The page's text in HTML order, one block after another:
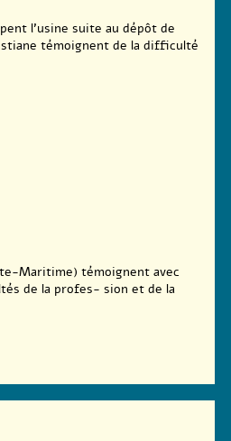
l’usine suite au dépôt de
témoignent de la difficulté
Maritime) témoignent avec
de la profes- sion et de la